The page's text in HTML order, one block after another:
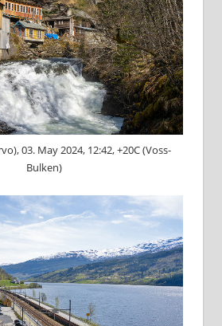
03. May 2024, 12:42, +20C (Voss-
Bulken)